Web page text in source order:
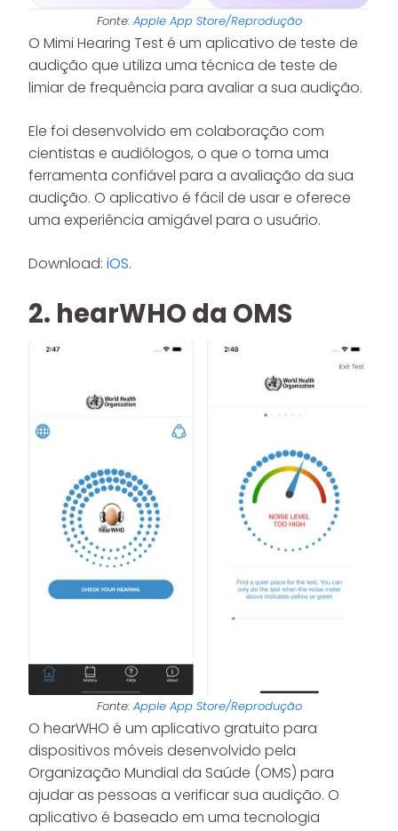
Fonte: Apple App Store/Reprodução
O Mimi Hearing Test é um aplicativo de teste de
audição que utiliza uma técnica de teste de
limiar de frequência para avaliar a sua audição.
Ele foi desenvolvido em colaboração com
cientistas e audiólogos, o que o torna uma
ferramenta confiável para a avaliação da sua
audição. O aplicativo é fácil de usar e oferece
uma experiência amigável para o usuário.
Download: iOS.
2. hearWHO da OMS
Fonte: Apple App Store/Reprodução
O hearWHO é um aplicativo gratuito para
dispositivos móveis desenvolvido pela
Organização Mundial da Saúde (OMS) para
ajudar as pessoas a verificar sua audição. O
aplicativo é baseado em uma tecnologia